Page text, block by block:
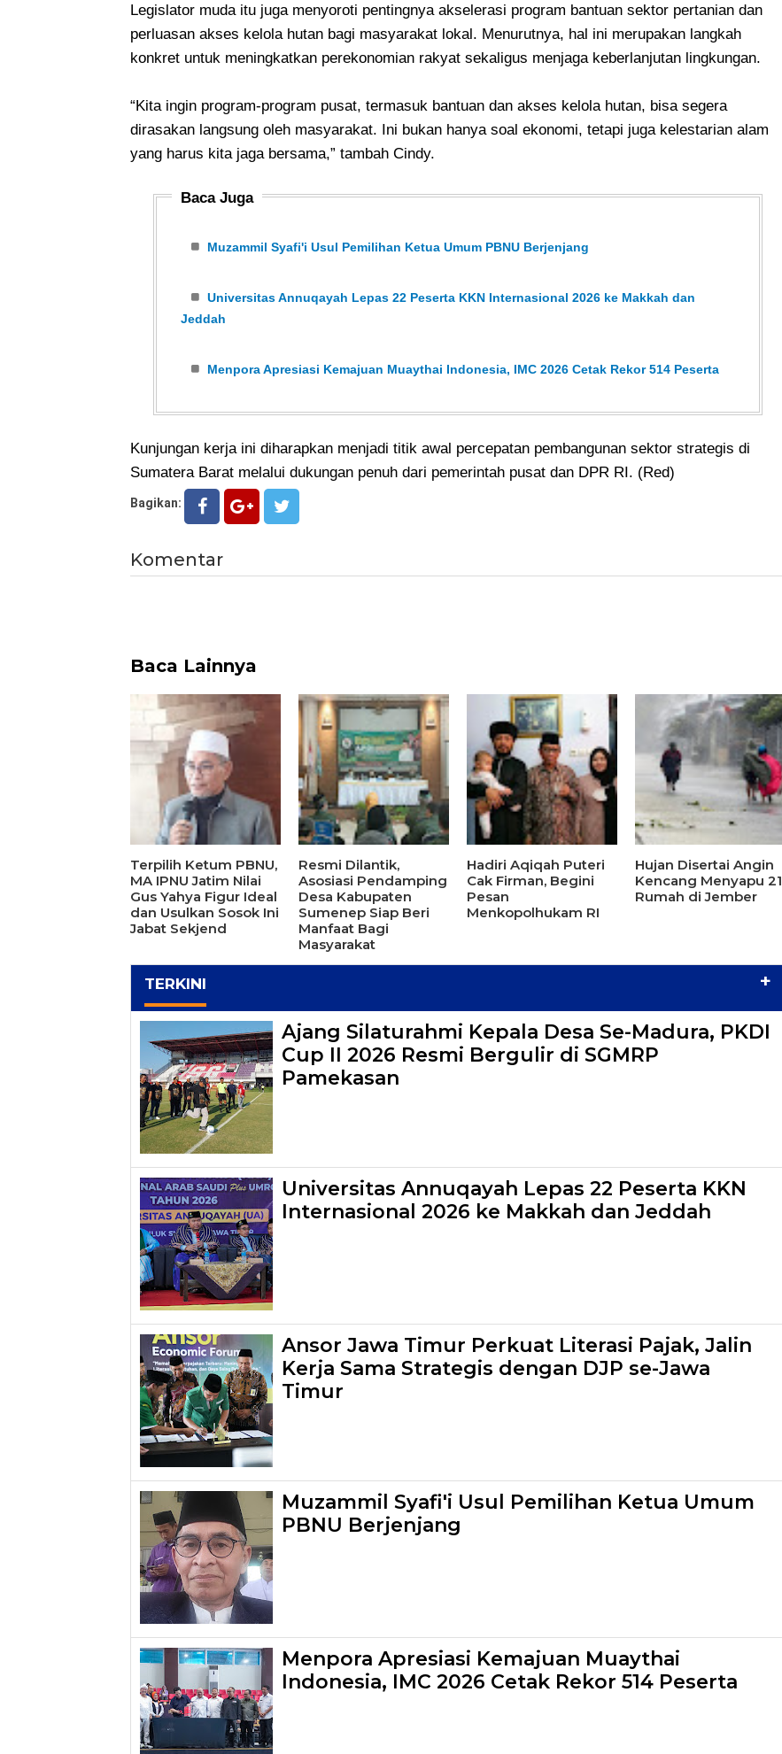
Legislator muda itu juga menyoroti pentingnya akselerasi program bantuan sektor pertanian dan
perluasan akses kelola hutan bagi masyarakat lokal. Menurutnya, hal ini merupakan langkah
konkret untuk meningkatkan perekonomian rakyat sekaligus menjaga keberlanjutan lingkungan.
“Kita ingin program-program pusat, termasuk bantuan dan akses kelola hutan, bisa segera
dirasakan langsung oleh masyarakat. Ini bukan hanya soal ekonomi, tetapi juga kelestarian alam
yang harus kita jaga bersama,” tambah Cindy.
Baca Juga
Muzammil Syafi'i Usul Pemilihan Ketua Umum PBNU Berjenjang
Universitas Annuqayah Lepas 22 Peserta KKN Internasional 2026 ke Makkah dan
Jeddah
Menpora Apresiasi Kemajuan Muaythai Indonesia, IMC 2026 Cetak Rekor 514 Peserta
Kunjungan kerja ini diharapkan menjadi titik awal percepatan pembangunan sektor strategis di
Sumatera Barat melalui dukungan penuh dari pemerintah pusat dan DPR RI. (Red)
Bagikan:
Komentar
Baca Lainnya
Terpilih Ketum PBNU,
MA IPNU Jatim Nilai
Gus Yahya Figur Ideal
dan Usulkan Sosok Ini
Jabat Sekjend
Resmi Dilantik,
Asosiasi Pendamping
Desa Kabupaten
Sumenep Siap Beri
Manfaat Bagi
Masyarakat
Hadiri Aqiqah Puteri
Cak Firman, Begini
Pesan
Menkopolhukam RI
Hujan Disertai Angin
Kencang Menyapu 21
Rumah di Jember
TERKINI +
Ajang Silaturahmi Kepala Desa Se-Madura, PKDI
Cup II 2026 Resmi Bergulir di SGMRP
Pamekasan
Universitas Annuqayah Lepas 22 Peserta KKN
Internasional 2026 ke Makkah dan Jeddah
Ansor Jawa Timur Perkuat Literasi Pajak, Jalin
Kerja Sama Strategis dengan DJP se-Jawa
Timur
Muzammil Syafi'i Usul Pemilihan Ketua Umum
PBNU Berjenjang
Menpora Apresiasi Kemajuan Muaythai
Indonesia, IMC 2026 Cetak Rekor 514 Peserta